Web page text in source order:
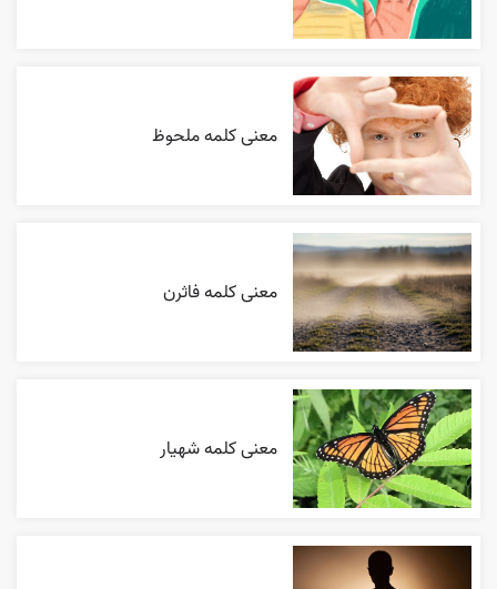
معنی کلمه ملحوظ
معنی کلمه فاثرن
معنی کلمه شهیار